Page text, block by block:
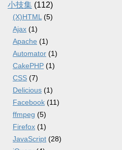
小技集 (112)
(X)HTML (5)
Ajax (1)
Apache (1)
Automator (1)
CakePHP (1)
CSS (7)
Delicious (1)
Facebook (11)
ffmpeg (5)
Firefox (1)
JavaScript (28)